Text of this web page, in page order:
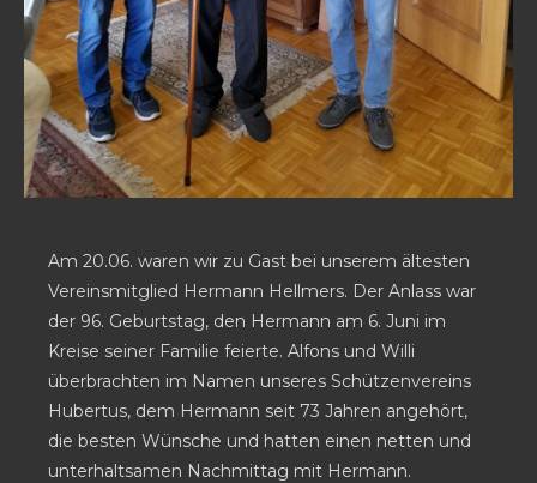
Am 20.06. waren wir zu Gast bei unserem ältesten
Vereinsmitglied Hermann Hellmers. Der Anlass war
der 96. Geburtstag, den Hermann am 6. Juni im
Kreise seiner Familie feierte. Alfons und Willi
überbrachten im Namen unseres Schützenvereins
Hubertus, dem Hermann seit 73 Jahren angehört,
die besten Wünsche und hatten einen netten und
unterhaltsamen Nachmittag mit Hermann.